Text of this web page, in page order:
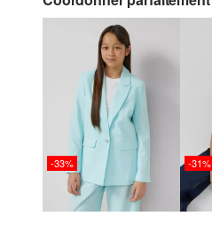
-33% -31%